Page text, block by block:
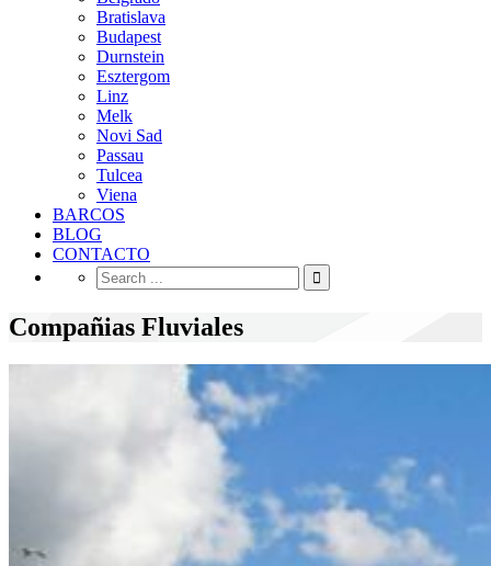
Bratislava
Budapest
Durnstein
Esztergom
Linz
Melk
Novi Sad
Passau
Tulcea
Viena
BARCOS
BLOG
CONTACTO
Compañias Fluviales